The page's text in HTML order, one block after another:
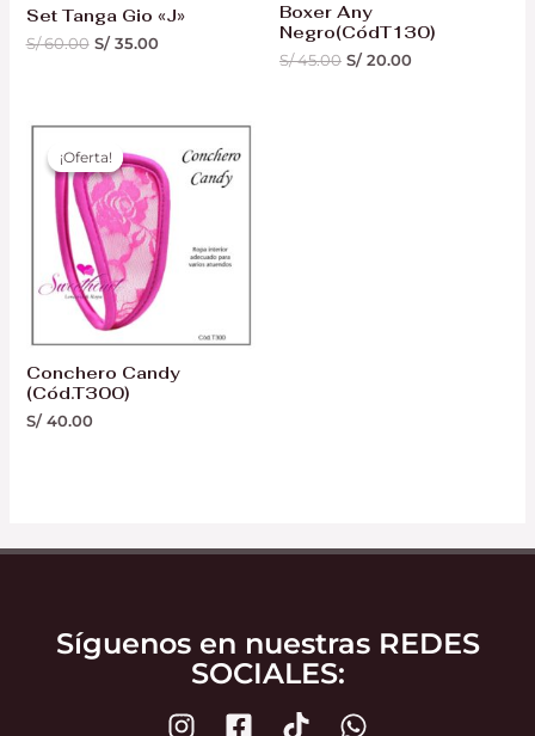
Set Tanga Gio «J»
S/60.00 S/35.00
Boxer Any
Negro(CódT130)
S/45.00 S/ 20.00
¡Oferta!
¡Oferta!
Conchero Candy
(Cód.T300)
S/40.00
Síguenos en nuestras REDES
SOCIALES: